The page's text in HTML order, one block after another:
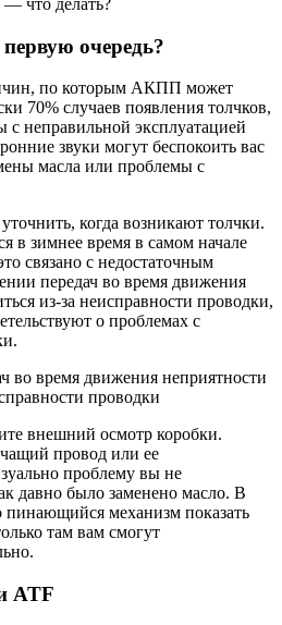
очередь?
по которым АКПП может
70% случаев появления толчков,
с неправильной эксплуатацией
звуки могут беспокоить вас
масла или проблемы с
когда возникают толчки.
в зимнее время в самом начале
связано с недостаточным
передач во время движения
из-за неисправности проводки,
о проблемах с
во время движения неприятности
проводки
внешний осмотр коробки.
провод или ее
проблему вы не
давно было заменено масло. В
пинающийся механизм показать
там вам смогут
ATF